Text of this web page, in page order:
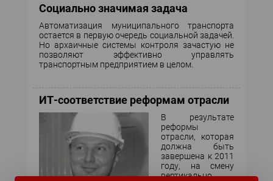
Социально значимая задача
Автоматизация муниципального транспорта
остается в первую очередь социальной задачей.
Но архаичные системы контроля зачастую не
позволяют эффективно управлять
транспортным предприятием в целом.
ИТ-соответствие реформам отрасли
В результате
реформы
отрасли, которая
должна быть
завершена к 2011
году, на смену
вертикально